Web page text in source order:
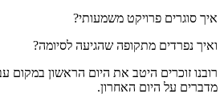
איך סוגרים פרויקט משמעותי?
ואיך נפרדים מתקופה שהגיעה לסיומה?
רובנו זוכרים היטב את היום הראשון
מדברים על היום האחרון.